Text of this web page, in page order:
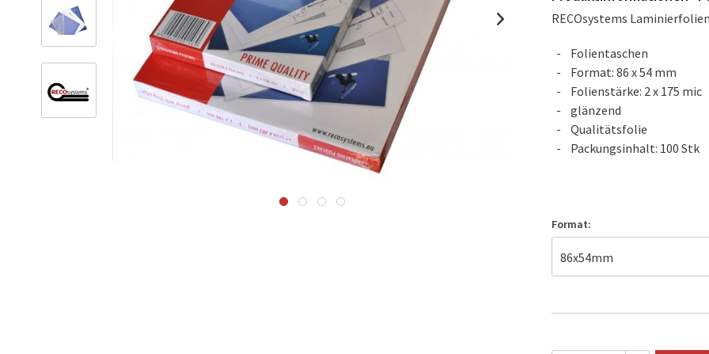
RECOsystems
Folientaschen
Format: 86 x 54 mm
Folienstärke: 2 x 175 mic
glänzend
Qualitätsfolie
Packungsinhalt: 100 Stk
Format: